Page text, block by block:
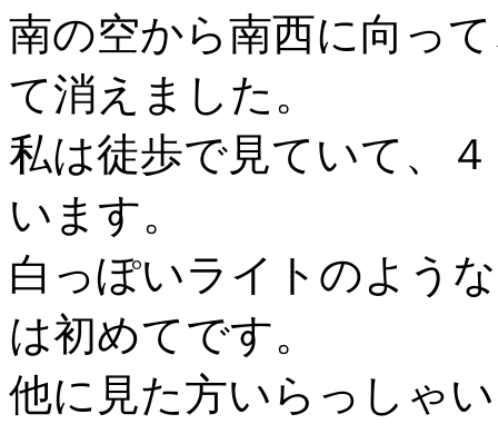
南の空から南西に向っ
て消えました。
私は徒歩で見ていて、
います。
白っぽいライトのよう
は初めてです。
他に見た方いらっしゃ